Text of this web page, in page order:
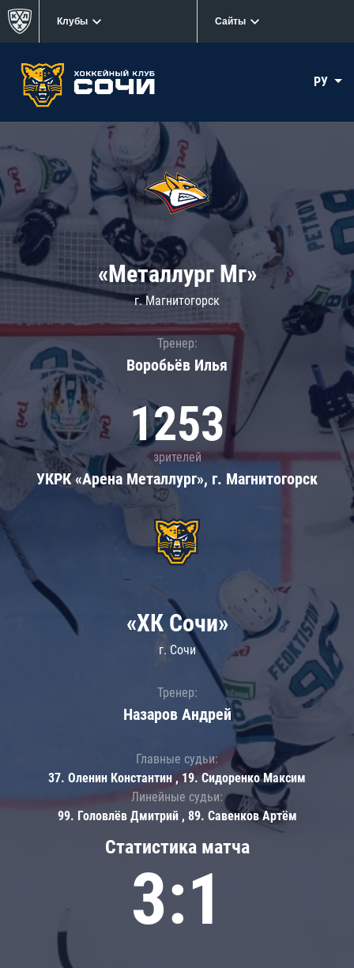
Клубы Сайты
РУ
«Металлург Мг»
г. Магнитогорск
Тренер:
Воробьёв Илья
1253
зрителей
УКРК «Арена Металлург», г. Магнитогорск
Статистика матча
3:1
«ХК Сочи»
г. Сочи
Тренер:
Назаров Андрей
Главные судьи:
37. Оленин Константин , 19. Сидоренко Максим
Линейные судьи:
99. Головлёв Дмитрий , 89. Савенков Артём